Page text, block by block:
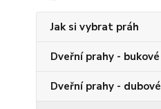
Jak si vybrat práh
Dveřní prahy - bukové
Dveřní prahy - dubové